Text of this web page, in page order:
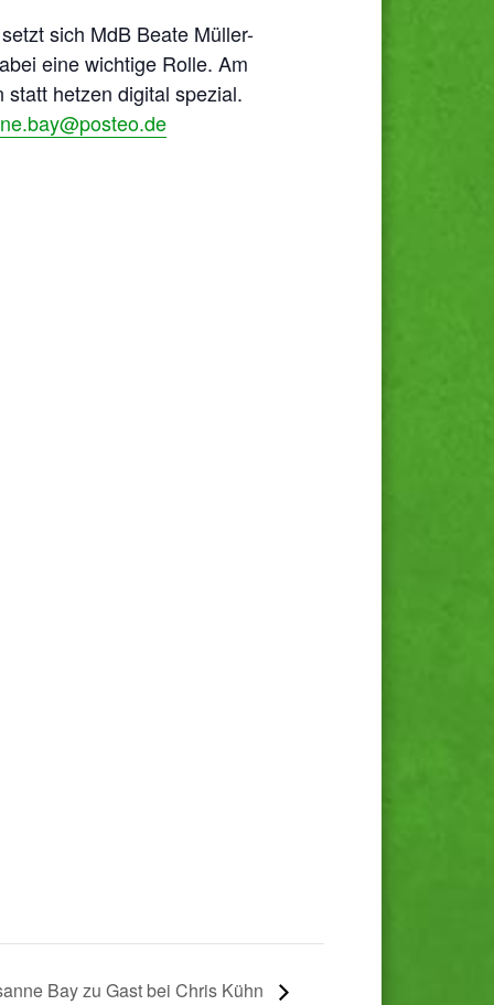
sich MdB Beate Müller-
eine wichtige Rolle. Am
hetzen digital spezial.
Bay zu Gast bei Chris Kühn